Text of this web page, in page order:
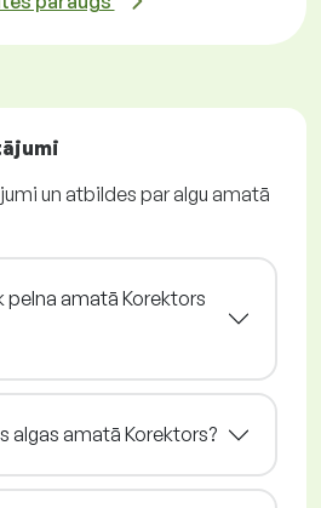
un atbildes par algu amatā
pelna amatā Korektors
algas amatā Korektors?